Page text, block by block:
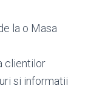
la o Masa
clientilor
si informatii